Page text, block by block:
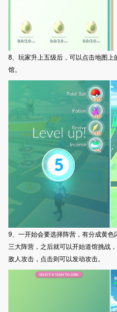
8、玩家升上五级后，可以点击地图
馆。
9、一开始会要选择阵营，有分成黄
三大阵营，之后就可以开始道馆挑战
敌人攻击，点击则可以发动攻击。